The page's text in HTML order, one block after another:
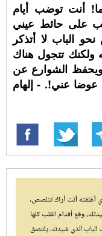
أنت توضب أيام
على حائط عيني
الباب لا أتذكر
ولكنك تتجول هناك
ويحفظ الشوارع عن
عني!. - إلهام